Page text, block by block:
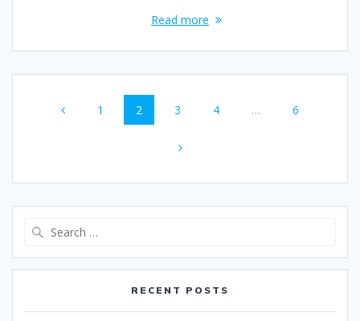
Read more
navigation
Page
1 Page
2 Page
3 Page
4 … Page
6
RECENT POSTS